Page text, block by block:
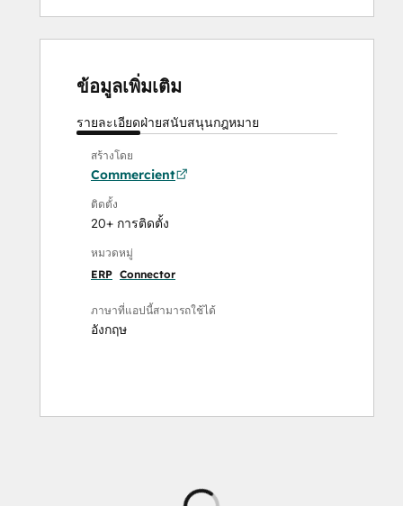
ข้อมูลเพิ่มเติม
รายละเอียดฝ่ายสนับสนุนกฎหมาย
สร้างโดย
Commercient
ติดตั้ง
20+ การติดตั้ง
หมวดหมู่
ERP Connector
ภาษาที่แอปนี้สามารถใช้ได้
อังกฤษ
กำลัง